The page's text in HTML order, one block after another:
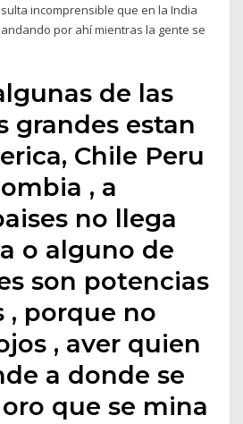
incomprensible que en la India
por ahí mientras la gente se
de las
grandes estan
Chile Peru
, a
no llega
o alguno de
son potencias
, porque no
, aver quien
a donde se
que se mina